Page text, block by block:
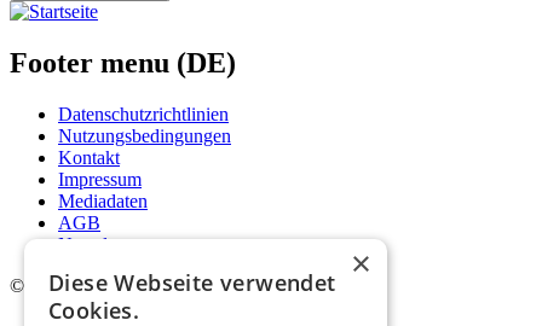
Footer menu (DE)
Datenschutzrichtlinien
Nutzungsbedingungen
Kontakt
Impressum
Mediadaten
AGB
Newsletter
© 2026. Alle Rechte vorbehalten.
×
Diese Webseite verwendet
Cookies.